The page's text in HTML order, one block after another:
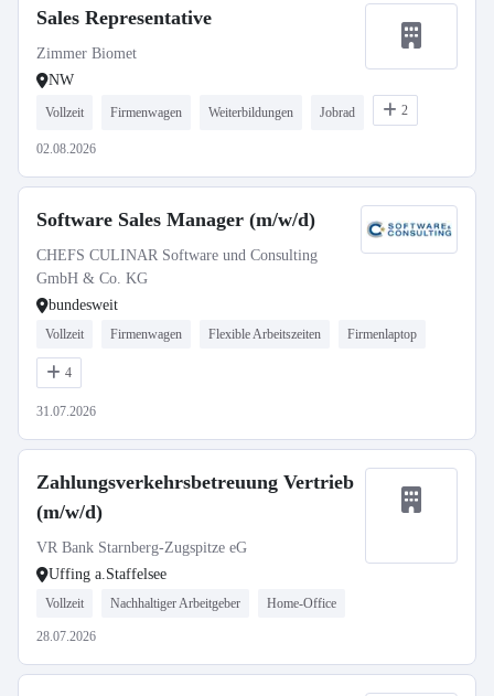
Sales Representative
Zimmer Biomet
NW
Vollzeit Firmenwagen Weiterbildungen Jobrad 2
02.08.2026
Software Sales Manager (m/w/d)
CHEFS CULINAR Software und Consulting
GmbH & Co. KG
bundesweit
Vollzeit Firmenwagen Flexible Arbeitszeiten Firmenlaptop
4
31.07.2026
Zahlungsverkehrsbetreuung Vertrieb
(m/w/d)
VR Bank Starnberg-Zugspitze eG
Uffing a.Staffelsee
Vollzeit Nachhaltiger Arbeitgeber Home-Office
28.07.2026